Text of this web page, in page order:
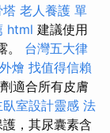
塔 老人養護 單
html 建議使用
。 台灣五大律
燴 找值得信賴
適合所有皮膚
室設計靈感 法
，其尿囊素含